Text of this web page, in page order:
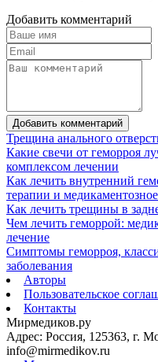
Добавить комментарий
Добавить комментарий
Трещина анального
Какие свечи от геморроя
комплексом лечении
Как лечить внутренний
терапии и
Как лечить трещины в
Чем лечить геморрой:
лечение
Симптомы геморроя,
заболевания
Авторы
Пользовательское
Контакты
Мирмедиков.ру
Адрес: Россия, 125363, г.
info@mirmedikov.ru